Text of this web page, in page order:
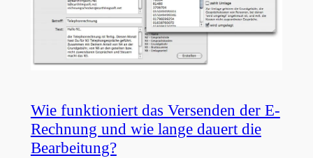
Wie funktioniert das Versenden der E-
Rechnung und wie lange dauert die
Bearbeitung?